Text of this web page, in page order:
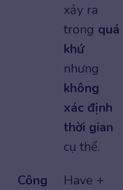
xảy ra
trong quá
khứ
nhưng
không
xác định
thời gian
cụ thể.
Công
Have +